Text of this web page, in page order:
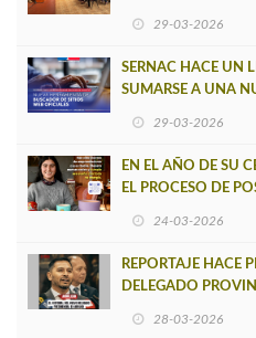
29-03-2026
SERNAC HACE UN
SUMARSE A UNA
29-03-2026
EN EL AÑO DE SU
EL PROCESO DE
24-03-2026
REPORTAJE HACE
DELEGADO
28-03-2026